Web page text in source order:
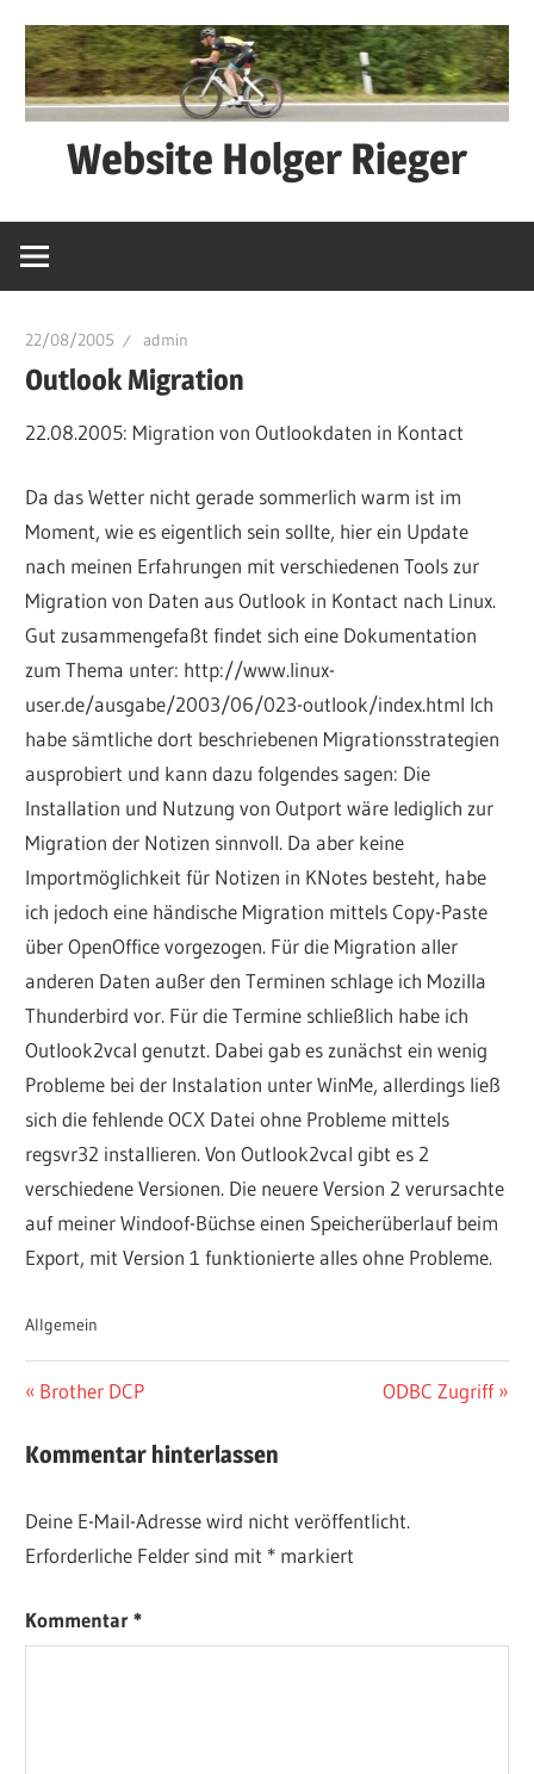
Inhalt
springen
Website Holger Rieger
schwätza
22/08/2005 admin
Outlook Migration
22.08.2005: Migration von Outlookdaten in Kontact
Da das Wetter nicht gerade sommerlich warm ist im
Moment, wie es eigentlich sein sollte, hier ein Update
nach meinen Erfahrungen mit verschiedenen Tools zur
Migration von Daten aus Outlook in Kontact nach Linux.
Gut zusammengefaßt findet sich eine Dokumentation
zum Thema unter: http://www.linux-
user.de/ausgabe/2003/06/023-outlook/index.html Ich
habe sämtliche dort beschriebenen Migrationsstrategien
ausprobiert und kann dazu folgendes sagen: Die
Installation und Nutzung von Outport wäre lediglich zur
Migration der Notizen sinnvoll. Da aber keine
Importmöglichkeit für Notizen in KNotes besteht, habe
ich jedoch eine händische Migration mittels Copy-Paste
über OpenOffice vorgezogen. Für die Migration aller
anderen Daten außer den Terminen schlage ich Mozilla
Thunderbird vor. Für die Termine schließlich habe ich
Outlook2vcal genutzt. Dabei gab es zunächst ein wenig
Probleme bei der Instalation unter WinMe, allerdings ließ
sich die fehlende OCX Datei ohne Probleme mittels
regsvr32 installieren. Von Outlook2vcal gibt es 2
verschiedene Versionen. Die neuere Version 2 verursachte
auf meiner Windoof-Büchse einen Speicherüberlauf beim
Export, mit Version 1 funktionierte alles ohne Probleme.
Allgemein
Beitragsnavigation
Vorheriger
Brother DCP
Nächster
ODBC Zugriff
Kommentar hinterlassen
Deine E-Mail-Adresse wird nicht veröffentlicht.
Erforderliche Felder sind mit * markiert
Kommentar*